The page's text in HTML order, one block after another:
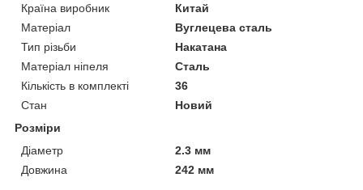
Країна виробник
Китай
Матеріал
Вуглецева сталь
Тип різьби
Накатана
Матеріал ніпеля
Сталь
Кількість в комплекті
36
Стан
Новий
Розміри
Діаметр
2.3 мм
Довжина
242 мм